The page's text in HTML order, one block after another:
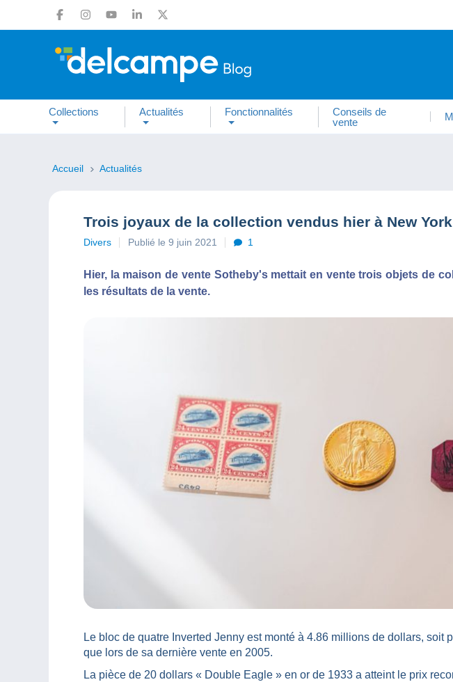
Collections Actualités Fonctionnalités
Conseils de
vente
Accueil Actualités
Trois joyaux de la collection vendus hier à New York
Divers Publié le 9 juin 2021 1
Hier, la maison de vente Sotheby's mettait en vente trois objets de
les résultats de la vente.
Le bloc de quatre Inverted Jenny est monté à 4.86 millions de dollars, soit
que lors de sa dernière vente en 2005.
La pièce de 20 dollars « Double Eagle » en or de 1933 a atteint le prix